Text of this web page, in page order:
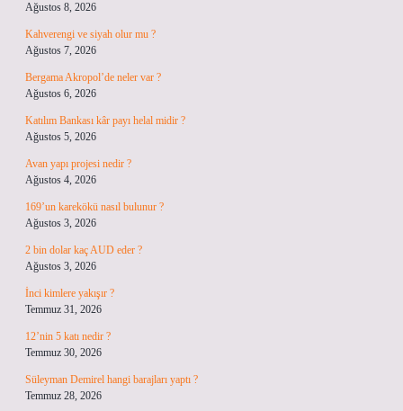
Ağustos 8, 2026
Kahverengi ve siyah olur mu ?
Ağustos 7, 2026
Bergama Akropol’de neler var ?
Ağustos 6, 2026
Katılım Bankası kâr payı helal midir ?
Ağustos 5, 2026
Avan yapı projesi nedir ?
Ağustos 4, 2026
169’un karekökü nasıl bulunur ?
Ağustos 3, 2026
2 bin dolar kaç AUD eder ?
Ağustos 3, 2026
İnci kimlere yakışır ?
Temmuz 31, 2026
12’nin 5 katı nedir ?
Temmuz 30, 2026
Süleyman Demirel hangi barajları yaptı ?
Temmuz 28, 2026